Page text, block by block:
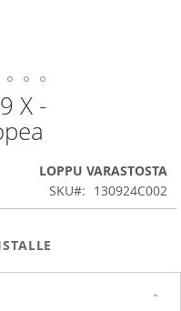
X -
LOPPU VARASTOSTA
SKU
130924C002